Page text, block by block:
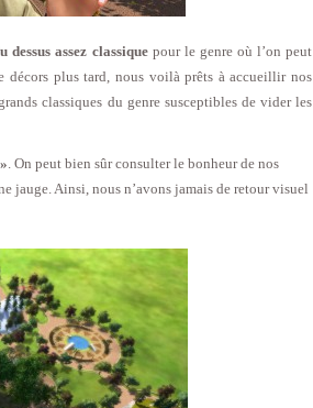
dessus assez classiquepour le genre où l’on peut
décors plus tard, nous voilà prêts à accueillir nos
classiques du genre susceptibles de vider les
. On peut bien sûr consulter le bonheur de nos
jauge. Ainsi, nous n’avons jamais de retour visuel